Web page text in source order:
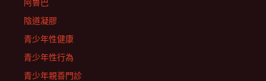
阿魯巴
陰道凝膠
青少年性健康
青少年性行為
青少年親善門診